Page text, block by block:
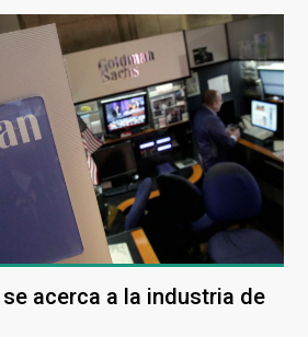
acerca a la industria de